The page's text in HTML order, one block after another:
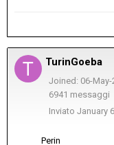
TurinGoeba
Joined: 06-May-
6941 messaggi
Inviato January 6
Perin